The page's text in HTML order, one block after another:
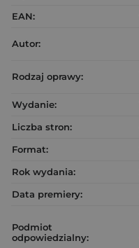
EAN:
Autor:
Rodzaj oprawy:
Wydanie:
Liczba stron:
Format:
Rok wydania:
Data premiery:
Podmiot
odpowiedzialny: